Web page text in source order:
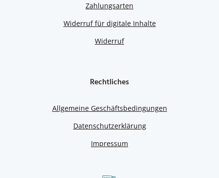
Zahlungsarten
Widerruf für digitale Inhalte
Widerruf
Rechtliches
Allgemeine Geschäftsbedingungen
Datenschutzerklärung
Impressum